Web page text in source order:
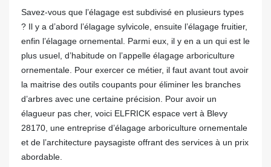
Savez-vous que l’élagage est subdivisé en plusieurs types
? Il y a d’abord l’élagage sylvicole, ensuite l’élagage fruitier,
enfin l’élagage ornemental. Parmi eux, il y en a un qui est le
plus usuel, d’habitude on l’appelle élagage arboriculture
ornementale. Pour exercer ce métier, il faut avant tout avoir
la maitrise des outils coupants pour éliminer les branches
d’arbres avec une certaine précision. Pour avoir un
élagueur pas cher, voici ELFRICK espace vert à Blevy
28170, une entreprise d’élagage arboriculture ornementale
et de l’architecture paysagiste offrant des services à un prix
abordable.